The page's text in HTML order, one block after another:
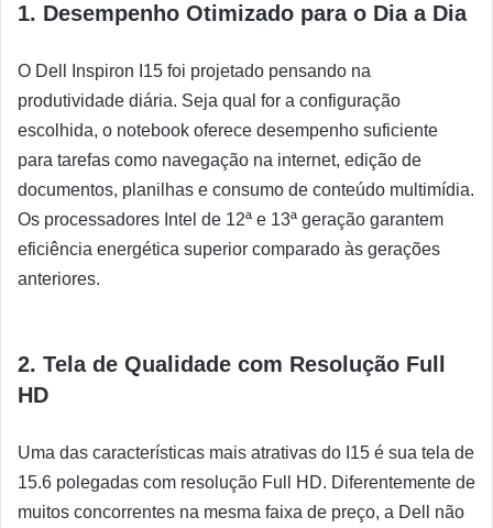
1. Desempenho Otimizado para o Dia a Dia
O Dell Inspiron I15 foi projetado pensando na
produtividade diária. Seja qual for a configuração
escolhida, o notebook oferece desempenho suficiente
para tarefas como navegação na internet, edição de
documentos, planilhas e consumo de conteúdo multimídia.
Os processadores Intel de 12ª e 13ª geração garantem
eficiência energética superior comparado às gerações
anteriores.
2. Tela de Qualidade com Resolução Full
HD
Uma das características mais atrativas do I15 é sua tela de
15.6 polegadas com resolução Full HD. Diferentemente de
muitos concorrentes na mesma faixa de preço, a Dell não